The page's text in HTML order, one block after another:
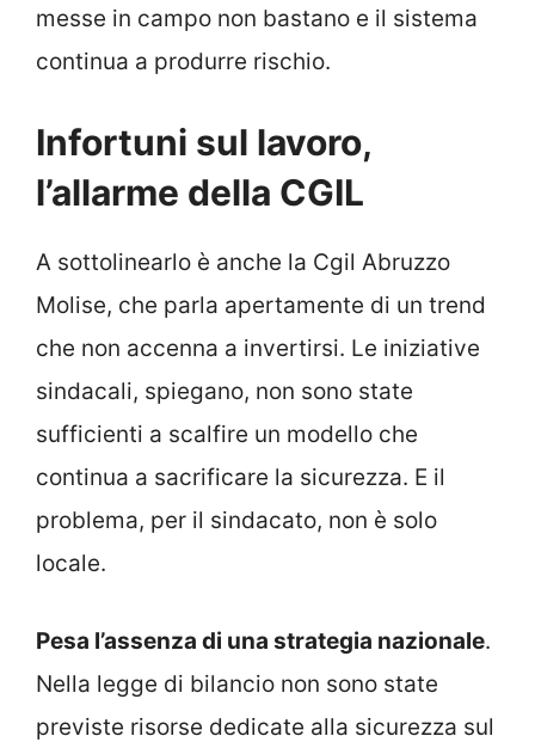
messe in campo non bastano e il sistema
continua a produrre rischio.
Infortuni sul lavoro,
l’allarme della CGIL
A sottolinearlo è anche la Cgil Abruzzo
Molise, che parla apertamente di un trend
che non accenna a invertirsi. Le iniziative
sindacali, spiegano, non sono state
sufficienti a scalfire un modello che
continua a sacrificare la sicurezza. E il
problema, per il sindacato, non è solo
locale.
Pesa l’assenza di una strategia nazionale.
Nella legge di bilancio non sono state
previste risorse dedicate alla sicurezza sul